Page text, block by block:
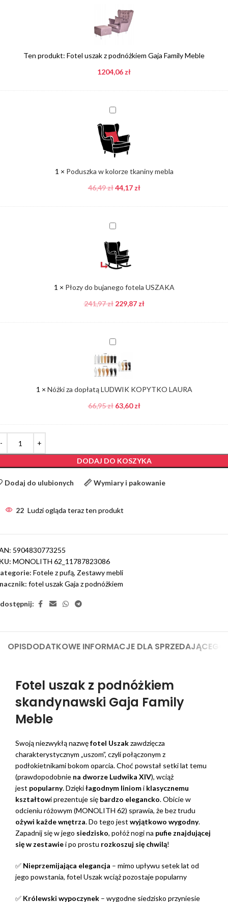
podnóżkiem
Meble
Ten produkt: Fotel uszak z podnóżkiem Gaja Family Meble
1204,06 zł
Poduszka
kolorze
tkaniny
mebla
1 × Poduszka w kolorze tkaniny mebla
46,49zł 44,17 zł
Płozy
bujanego
fotela
USZAKA
1 × Płozy do bujanego fotela USZAKA
241,97zł 229,87 zł
Nóżki
dopłatą
LUDWIK
KOPYTKO
1 × Nóżki za dopłatą LUDWIK KOPYTKO LAURA
66,95zł 63,60zł
DODAJ DO KOSZYKA
Dodaj do ulubionych Wymiary i pakowanie
22 Ludzi ogląda teraz ten produkt
5904830773255
MONOLITH 62_11787823086
Fotele z pufą, Zestawy mebli
fotel uszak Gaja z podnóżkiem
OPISDODATKOWE INFORMACJE DLA SPRZEDAJĄCEGO
Fotel uszak z podnóżkiem
skandynawski Gaja Family
Meble
Swoją niezwykłą nazwęfotel Uszakzawdzięcza
charakterystycznym „uszom”, czyli połączonym z
podłokietnikami bokom oparcia. Choć powstał setki lat temu
(prawdopodobnie na dworze Ludwika XIV), wciąż
jest popularny. Dziękiłagodnym liniomi klasycznemu
kształtowi prezentuje się bardzo elegancko. Obicie w
odcieniu różowym (MONOLITH 62) sprawia, że bez trudu
ożywi każde wnętrza. Do tego jest wyjątkowo wygodny.
Zapadnij się w jego siedzisko, połóż nogi na pufie znajdującej
się w zestawiei po prostu rozkoszuj się chwilą!
✅ Nieprzemijająca elegancja – mimo upływu setek lat od
jego powstania, fotel Uszak wciąż pozostaje popularny
✅ Królewski wypoczynek – wygodne siedzisko przyniesie